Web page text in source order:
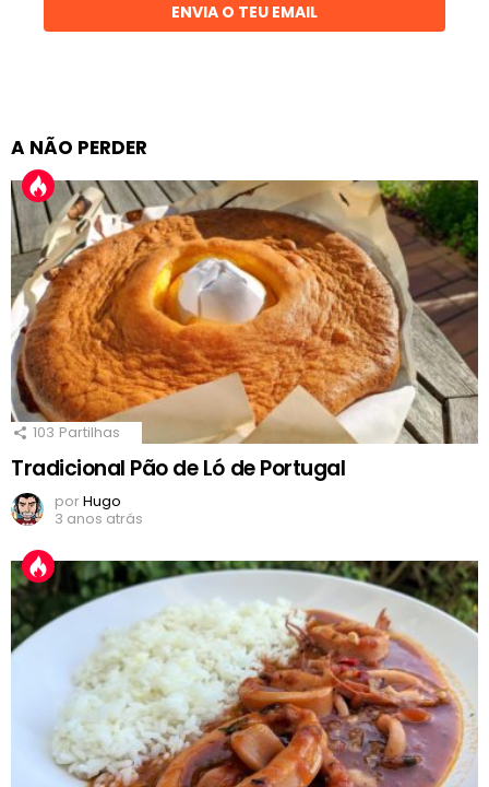
ENVIA O TEU EMAIL
A NÃO PERDER
103 Partilhas
Tradicional Pão de Ló de Portugal
porHugo
3 anos atrás